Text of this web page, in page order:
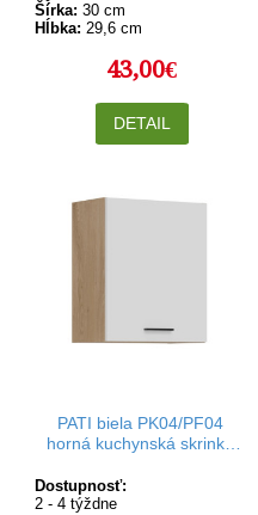
Šírka: 30 cm
Hĺbka: 29,6 cm
43,00€
DETAIL
PATI biela PK04/PF04
horná kuchynská skrinka
Dostupnosť:
2 - 4 týždne